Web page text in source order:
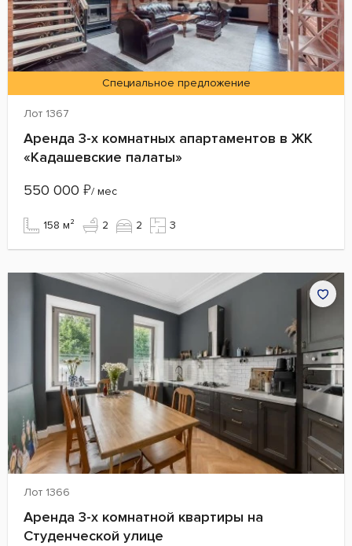
Специальное предложение
Лот 1367
Аренда 3-х комнатных апартаментов в ЖК
«Кадашевские палаты»
550 000 ₽/ мес
158 м² 2 2 3
Лот 1366
Аренда 3-х комнатной квартиры на
Студенческой улице